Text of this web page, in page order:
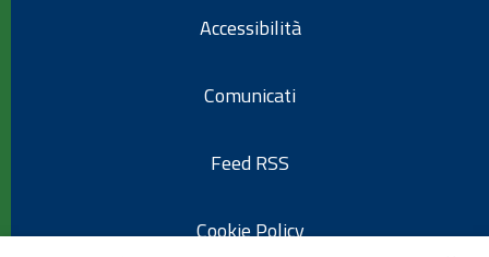
Accessibilità
Comunicati
Feed RSS
Cookie Policy